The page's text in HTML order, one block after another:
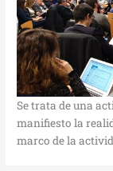
Se trata de una
manifiesto la
marco de la